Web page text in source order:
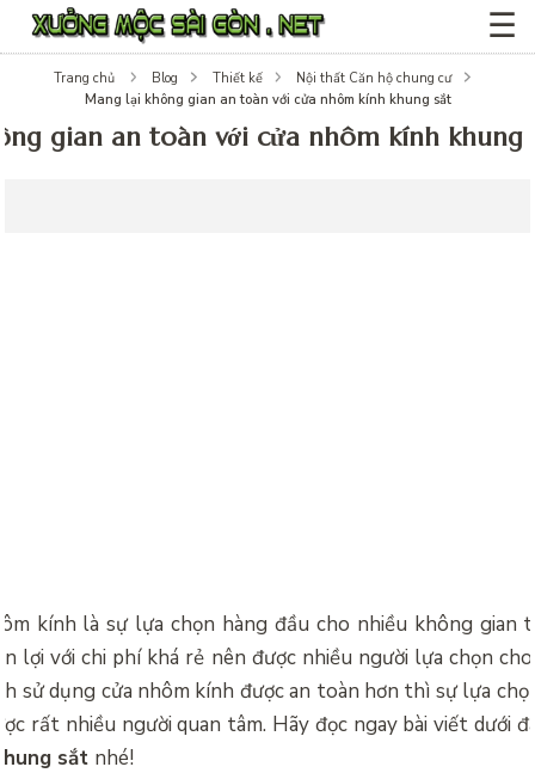
☰
Trang chủ Blog Thiết kế
Nội thất Căn hộ chung cư
Mang lại không gian an toàn với cửa nhôm kính khung sắt
gian an toàn với cửa nhôm kính khung
kính là sự lựa chọn hàng đầu cho nhiều không gian
lợi với chi phí khá rẻ nên được nhiều người lựa chọn
sử dụng cửa nhôm kính được an toàn hơn thì sự lựa
rất nhiều người quan tâm. Hãy đọc ngay bài viết dưới
sắt nhé!